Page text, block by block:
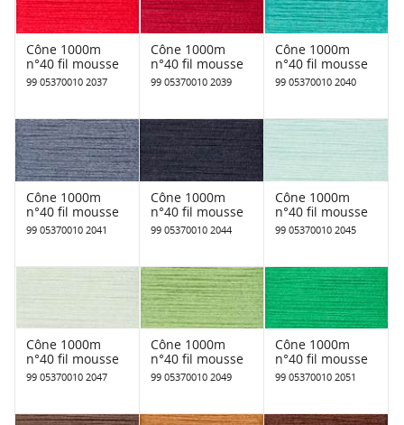
Cône 1000m
n°40 fil mousse
99 05370010 2037
Cône 1000m
n°40 fil mousse
99 05370010 2039
Cône 1000m
n°40 fil mousse
99 05370010 2040
Cône 1000m
n°40 fil mousse
99 05370010 2041
Cône 1000m
n°40 fil mousse
99 05370010 2044
Cône 1000m
n°40 fil mousse
99 05370010 2045
Cône 1000m
n°40 fil mousse
99 05370010 2047
Cône 1000m
n°40 fil mousse
99 05370010 2049
Cône 1000m
n°40 fil mousse
99 05370010 2051